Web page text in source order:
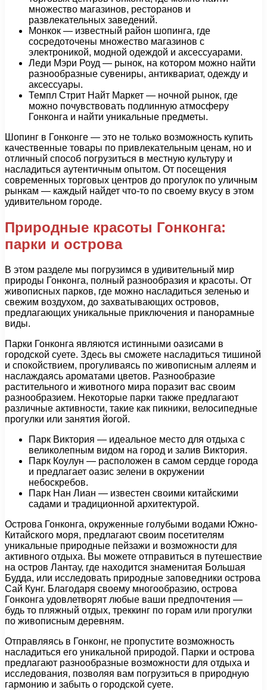
множество магазинов, ресторанов и
развлекательных заведений.
Монкок — известный район шопинга, где
сосредоточены множество магазинов с
электроникой, модной одеждой и аксессуарами.
Леди Мэри Роуд — рынок, на котором можно найти
разнообразные сувениры, антиквариат, одежду и
аксессуары.
Темпл Стрит Найт Маркет — ночной рынок, где
можно почувствовать подлинную атмосферу
Гонконга и найти уникальные предметы.
Шопинг в Гонконге — это не только возможность купить
качественные товары по привлекательным ценам, но и
отличный способ погрузиться в местную культуру и
насладиться аутентичным опытом. От посещения
современных торговых центров до прогулок по уличным
рынкам — каждый найдет что-то по своему вкусу в этом
удивительном городе.
Природные красоты Гонконга:
парки и острова
В этом разделе мы погрузимся в удивительный мир
природы Гонконга, полный разнообразия и красоты. От
живописных парков, где можно насладиться зеленью и
свежим воздухом, до захватывающих островов,
предлагающих уникальные приключения и панорамные
виды.
Парки Гонконга являются истинными оазисами в
городской суете. Здесь вы сможете насладиться тишиной
и спокойствием, прогуливаясь по живописным аллеям и
наслаждаясь ароматами цветов. Разнообразие
растительного и животного мира поразит вас своим
разнообразием. Некоторые парки также предлагают
различные активности, такие как пикники, велосипедные
прогулки или занятия йогой.
Парк Виктория — идеальное место для отдыха с
великолепным видом на город и залив Виктория.
Парк Коулун — расположен в самом сердце города
и предлагает оазис зелени в окружении
небоскребов.
Парк Нан Лиан — известен своими китайскими
садами и традиционной архитектурой.
Острова Гонконга, окруженные голубыми водами Южно-
Китайского моря, предлагают своим посетителям
уникальные природные пейзажи и возможности для
активного отдыха. Вы можете отправиться в путешествие
на остров Лантау, где находится знаменитая Большая
Будда, или исследовать природные заповедники острова
Сай Кунг. Благодаря своему многообразию, острова
Гонконга удовлетворят любые ваши предпочтения —
будь то пляжный отдых, треккинг по горам или прогулки
по живописным деревням.
Отправляясь в Гонконг, не пропустите возможность
насладиться его уникальной природой. Парки и острова
предлагают разнообразные возможности для отдыха и
исследования, позволяя вам погрузиться в природную
гармонию и забыть о городской суете.